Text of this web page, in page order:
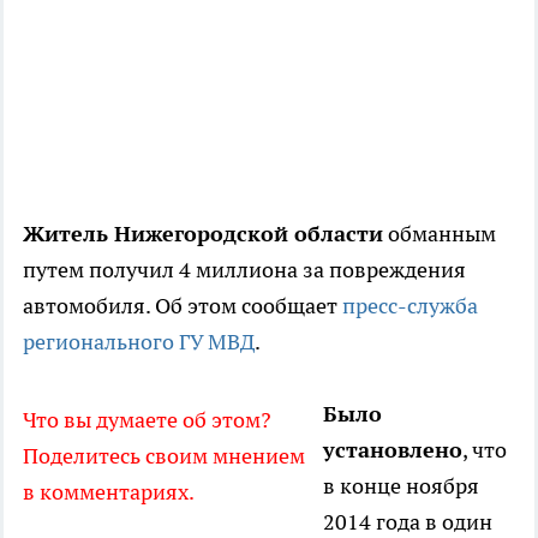
Житель Нижегородской областиобманным
путем получил 4 миллиона за повреждения
автомобиля. Об этом сообщаетпресс-служба
регионального ГУ МВД.
Что вы думаете об этом?
Поделитесь своим мнением
в комментариях.
Было
установлено, что
в конце ноября
2014 года в один